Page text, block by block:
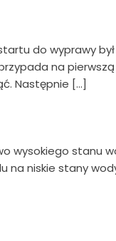
startu do
na pierwszą
Następnie […]
wysokiego stanu
niskie stany